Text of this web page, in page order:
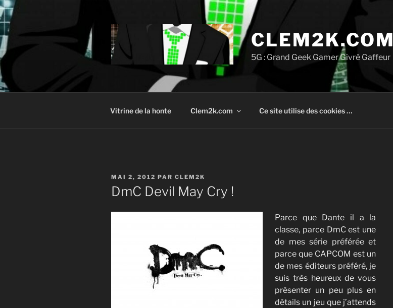
Aller
au
contenu
principal
CLEM2K.COM
5G : Grand Geek Gamer Givré Gaffeur
Vitrine de la honte Clem2k.com Ce site utilise des cookies …
PUBLIÉ
LE
MAI 2, 2012 PAR CLEM2K
DmC Devil May Cry !
Parce que Dante il a la
classe, parce DmC est une
de mes série préférée et
parce que CAPCOM est un
de mes éditeurs préféré, je
suis très heureux de vous
présenter un peu plus en
détails un jeu que j’attends